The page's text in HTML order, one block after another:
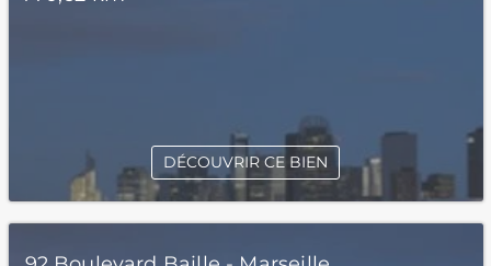
DÉCOUVRIR CE BIEN